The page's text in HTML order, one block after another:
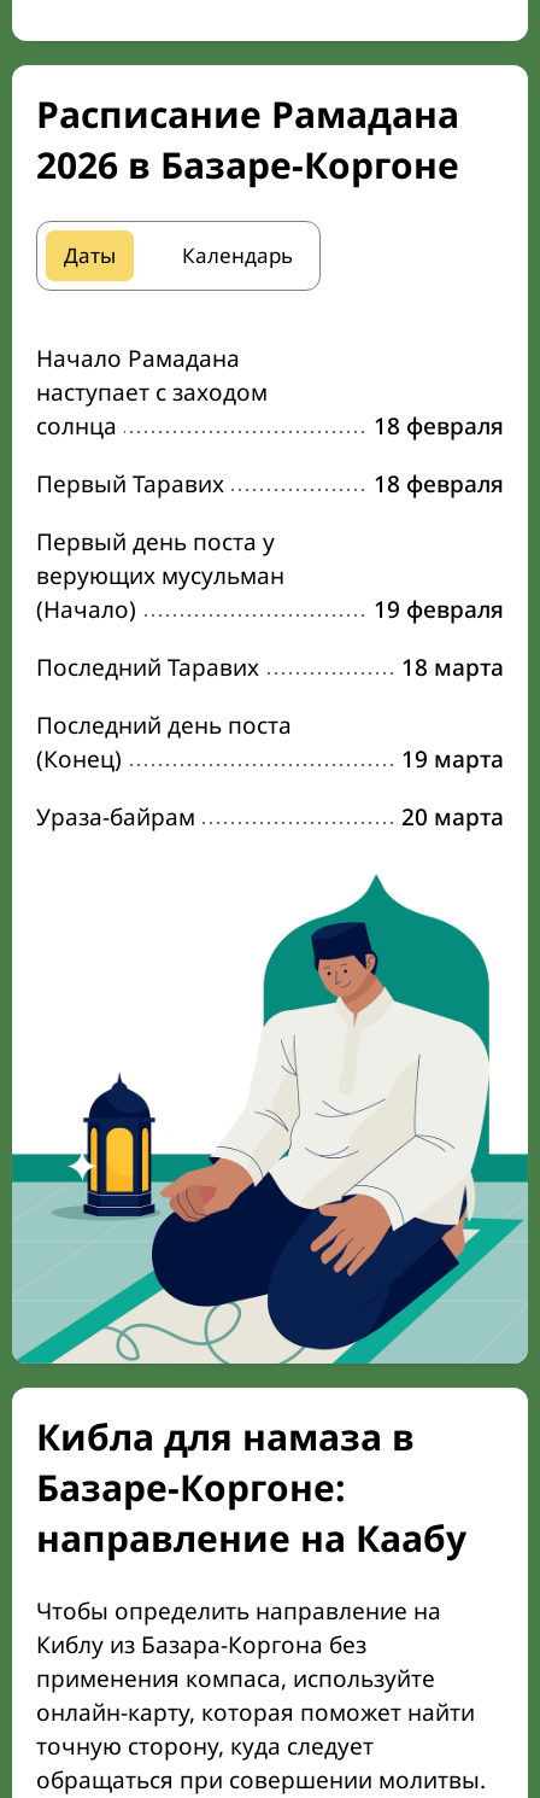
Расписание Рамадана
2026 в Базаре-Коргоне
Даты Календарь
Начало Рамадана
наступает с заходом
солнца
18 февраля
Первый Таравих
18 февраля
Первый день поста у
верующих мусульман
(Начало)
19 февраля
Последний Таравих
18 марта
Последний день поста
(Конец)
19 марта
Ураза-байрам
20 марта
Кибла для намаза в
Базаре-Коргоне:
направление на Каабу
Чтобы определить направление на
Киблу из Базара-Коргона без
применения компаса, используйте
онлайн-карту, которая поможет найти
точную сторону, куда следует
обращаться при совершении молитвы.